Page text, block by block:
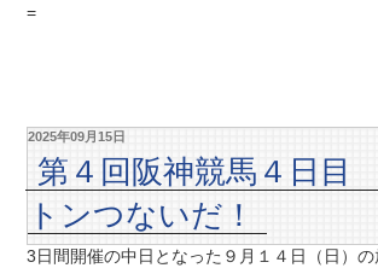
=
2025年09月15日
第４回阪神競馬４日
トンつないだ！
3日間開催の中日となった９月１４日（日）